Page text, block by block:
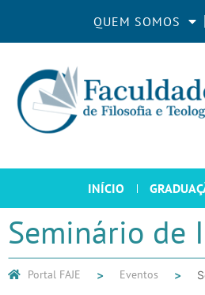
QUEM SOMOS
INÍCIO
Seminário de
Portal FAJE Eventos